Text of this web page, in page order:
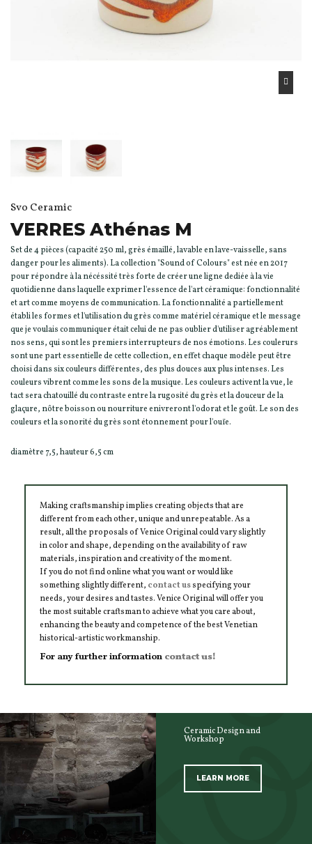
Svo Ceramic
VERRES Athénas M
Set de 4 pièces (capacité 250 ml, grès émaillé, lavable en lave-vaisselle, sans
danger pour les aliments). La collection "Sound of Colours" est née en 2017
pour répondre à la nécéssité très forte de créer une ligne dediée à la vie
quotidienne dans laquelle exprimer l'essence de l'art céramique: fonctionnalité
et art comme moyens de communication. La fonctionnalité a partiellement
établi les formes et l'utilisation du grès comme matériel céramique et le message
que je voulais communiquer était celui de ne pas oublier d'utiliser agréablement
nos sens, qui sont les premiers interrupteurs de nos émotions. Les coulerurs
sont une part essentielle de cette collection, en effet chaque modèle peut être
choisi dans six couleurs différentes, des plus douces aux plus intenses. Les
couleurs vibrent comme les sons de la musique. Les couleurs activent la vue, le
tact sera chatouillé du contraste entre la rugosité du grès et la douceur de la
glaçure, nôtre boisson ou nourriture enivreront l'odorat et le goût. Le son des
couleurs et la sonorité du grès sont étonnement pour l'ouïe.
diamètre 7,5, hauteur 6,5 cm
Making craftsmanship implies creating objects that are
different from each other, unique and unrepeatable. As a
result, all the proposals of Venice Original could vary slightly
in color and shape, depending on the availability of raw
materials, inspiration and creativity of the moment.
If you do not find online what you want or would like
something slightly different, contact usspecifying your
needs, your desires and tastes. Venice Original will offer you
the most suitable craftsman to achieve what you care about,
enhancing the beauty and competence of the best Venetian
historical-artistic workmanship.
For any further information contact us!
Ceramic Design and
Workshop
LEARN MORE